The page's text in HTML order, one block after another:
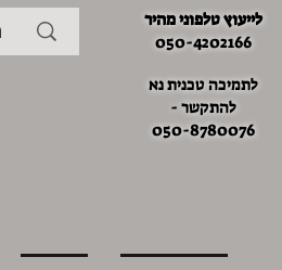
לייעוץ טלפוני מהיר
050-4202166
לתמיכה טכנית נא
להתקשר -
050-8780076